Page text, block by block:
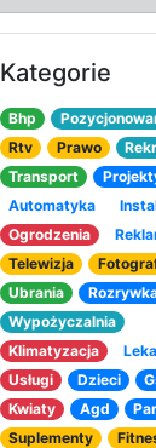
Kategorie
Bhp
Rtv
Prawo
Transport
Automatyka
Ogrodzenia
Telewizja
Ubrania
Wypożyczalnia
Klimatyzacja
Usługi
Dzieci
Kwiaty
Agd
Suplementy